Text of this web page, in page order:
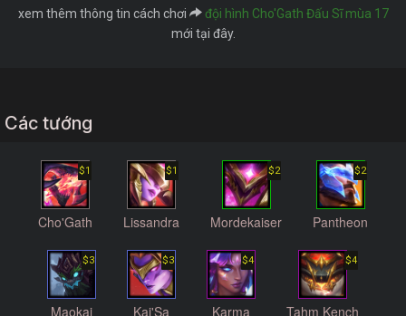
xem thêm thông tin cách chơi
đội hình Cho'Gath Đấu Sĩ mùa 17
mới tại đây.
Các tướng
$1
Cho'Gath
$1
Lissandra
$2
Mordekaiser
$2
Pantheon
$3
Maokai
$3
Kai'Sa
$4
Karma
$4
Tahm Kench